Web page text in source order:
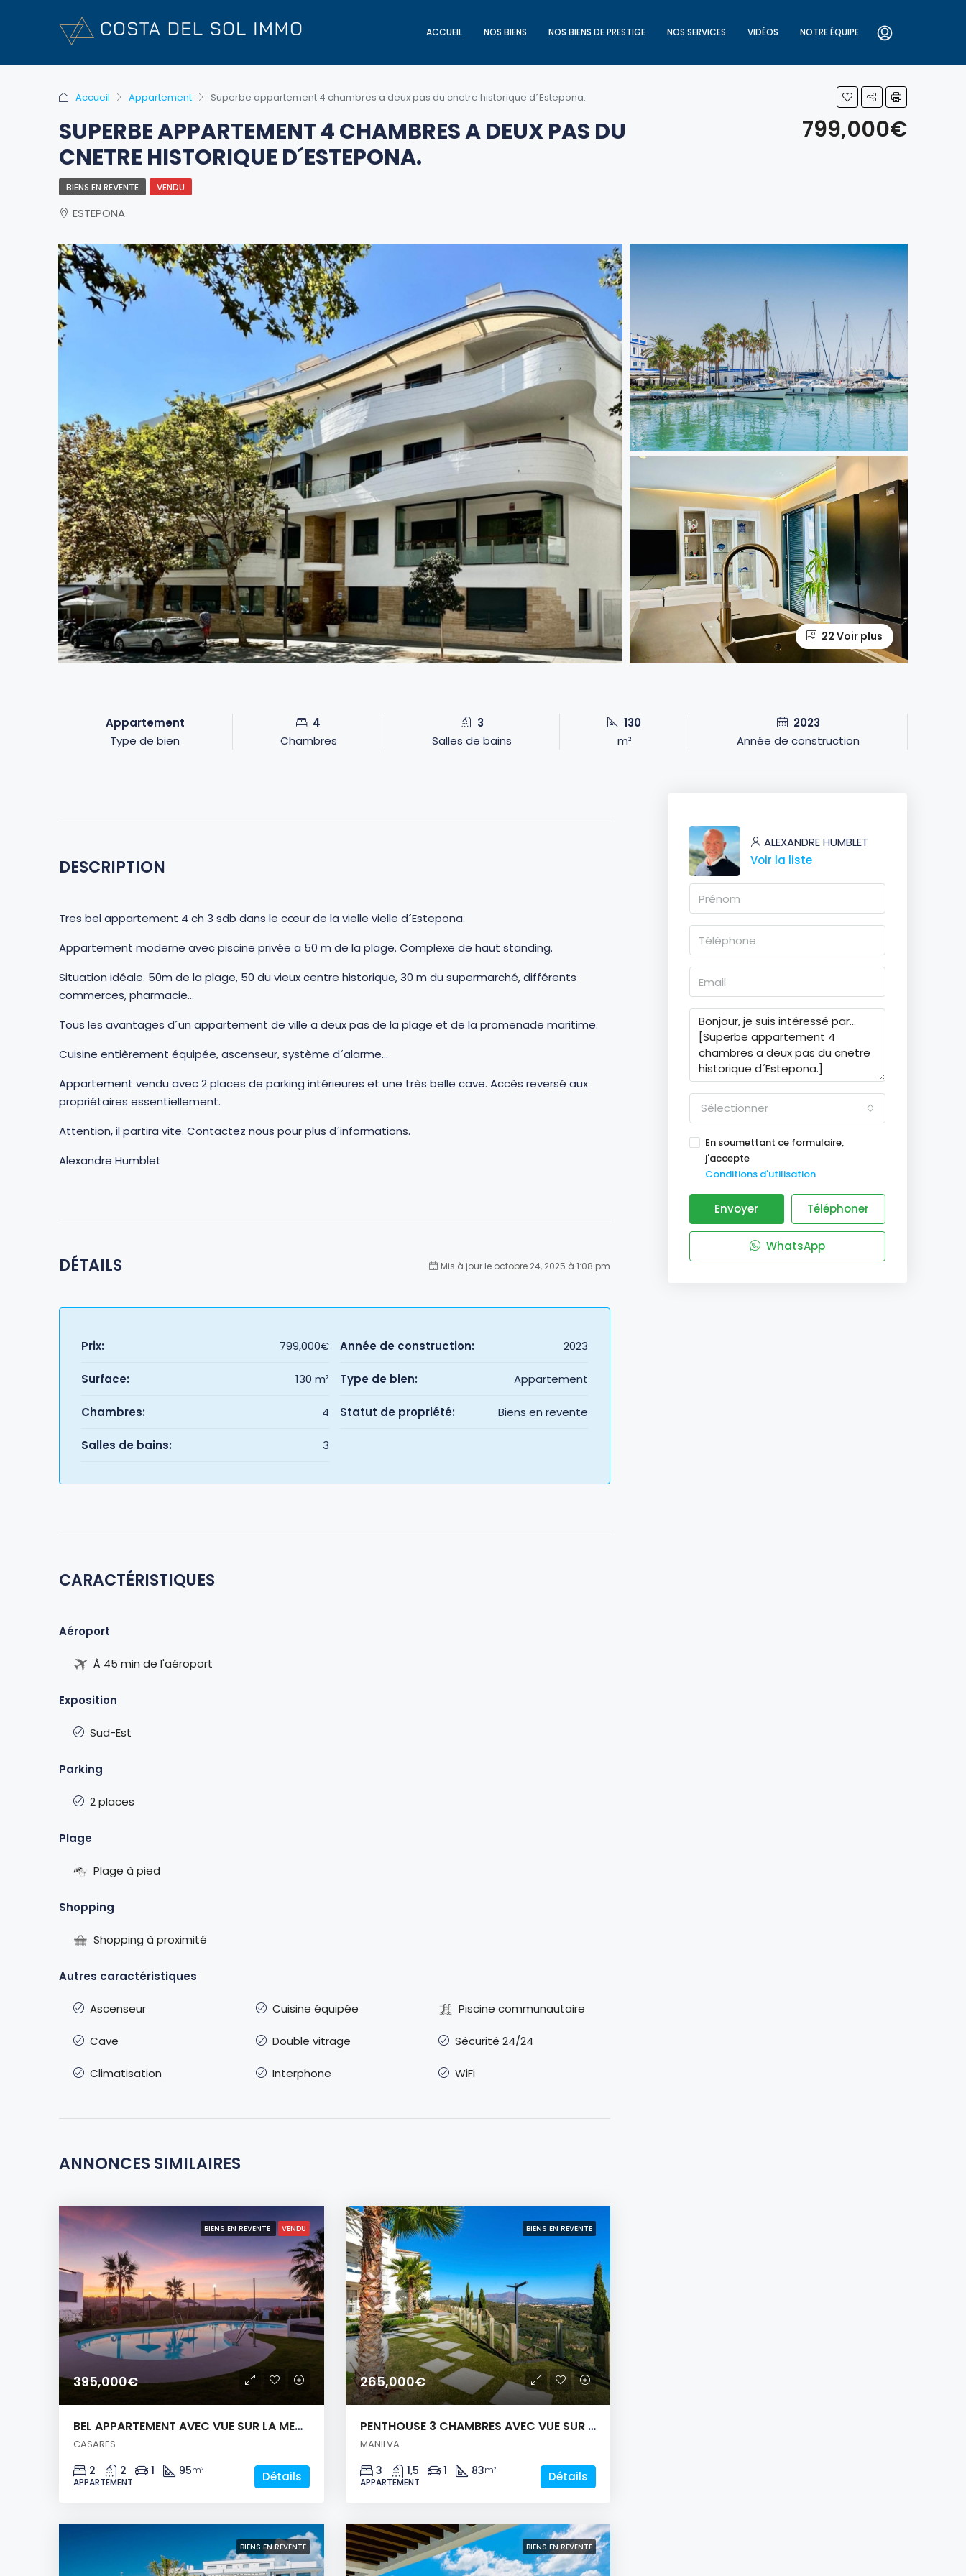
ACCUEIL NOS BIENS NOS BIENS DE PRESTIGE NOS SERVICES VIDÉOS NOTRE ÉQUIPE
Accueil Appartement Superbe appartement 4 chambres a deux pas du cnetre historique d´Estepona.
SUPERBE APPARTEMENT 4 CHAMBRES A DEUX PAS DU
CNETRE HISTORIQUE D´ESTEPONA.
799,000€
BIENS EN REVENTE VENDU
ESTEPONA
22 Voir plus
Appartement
Type de bien
4
Chambres
3
Salles de bains
130
m²
2023
Année de construction
DESCRIPTION
Tres bel appartement 4 ch 3 sdb dans le cœur de la vielle vielle d´Estepona.
Appartement moderne avec piscine privée a 50 m de la plage. Complexe de haut standing.
Situation idéale. 50m de la plage, 50 du vieux centre historique, 30 m du supermarché, différents
commerces, pharmacie…
Tous les avantages d´un appartement de ville a deux pas de la plage et de la promenade maritime.
Cuisine entièrement équipée, ascenseur, système d´alarme…
Appartement vendu avec 2 places de parking intérieures et une très belle cave. Accès reversé aux
propriétaires essentiellement.
Attention, il partira vite. Contactez nous pour plus d´informations.
Alexandre Humblet
DÉTAILS Mis à jour le octobre 24, 2025 à 1:08 pm
Prix: 799,000€
Surface: 130 m²
Chambres: 4
Salles de bains: 3
Année de construction: 2023
Type de bien: Appartement
Statut de propriété: Biens en revente
CARACTÉRISTIQUES
Aéroport
À 45 min de l'aéroport
Exposition
Sud-Est
Parking
2 places
Plage
Plage à pied
Shopping
Shopping à proximité
Autres caractéristiques
Ascenseur
Cave
Climatisation
Cuisine équipée
Double vitrage
Interphone
Piscine communautaire
Sécurité 24/24
WiFi
ANNONCES SIMILAIRES
BIENS EN REVENTE VENDU
395,000€
BEL APPARTEMENT AVEC VUE SUR LA MER ET LE GOLF
CASARES
2 2 1 95m²
APPARTEMENT
Détails
BIENS EN REVENTE
265,000€
PENTHOUSE 3 CHAMBRES AVEC VUE SUR LA MER!
MANILVA
3 1,5 1 83m²
APPARTEMENT
Détails
BIENS EN REVENTE BIENS EN REVENTE
ALEXANDRE HUMBLET
Voir la liste
Sélectionner
En soumettant ce formulaire,
j'accepte
Conditions d'utilisation
Envoyer Téléphoner
WhatsApp